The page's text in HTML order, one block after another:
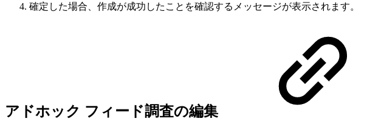
確定した場合、作成が成功したことを確認するメッセージが表示されます。
アドホック フィード調査の編集